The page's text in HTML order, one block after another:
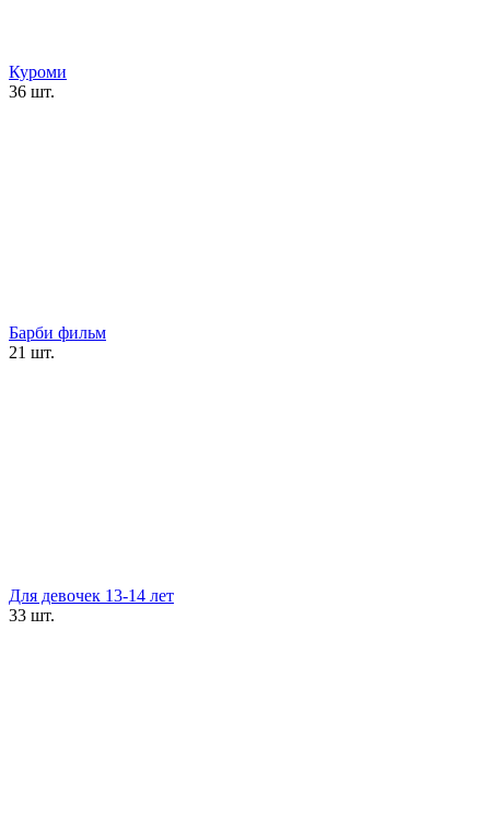
Куроми
36 шт.
Барби фильм
21 шт.
Для девочек 13-14 лет
33 шт.